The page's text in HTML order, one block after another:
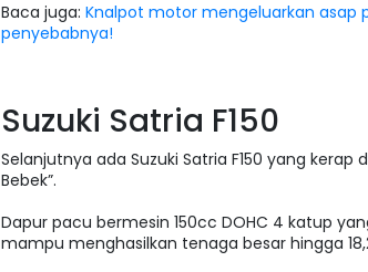
Baca juga: Knalpot motor mengeluarkan asap
penyebabnya!
Suzuki Satria F150
Selanjutnya ada Suzuki Satria F150 yang kerap
Bebek”.
Dapur pacu bermesin 150cc DOHC 4 katup
mampu menghasilkan tenaga besar hingga